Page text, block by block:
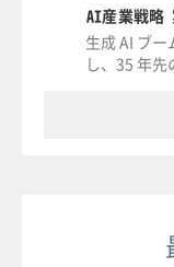
AI産業戦略
生成 AI ブ
し、35 年先